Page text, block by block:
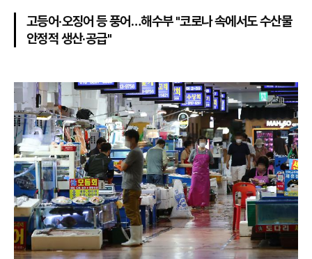
기
고등어·오징어 등 풍어…해수부 "코로나 속에서도 수산물
안정적 생산·공급"